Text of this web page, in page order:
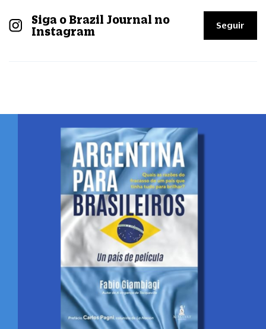
Siga o Brazil Journal no
Instagram
Seguir